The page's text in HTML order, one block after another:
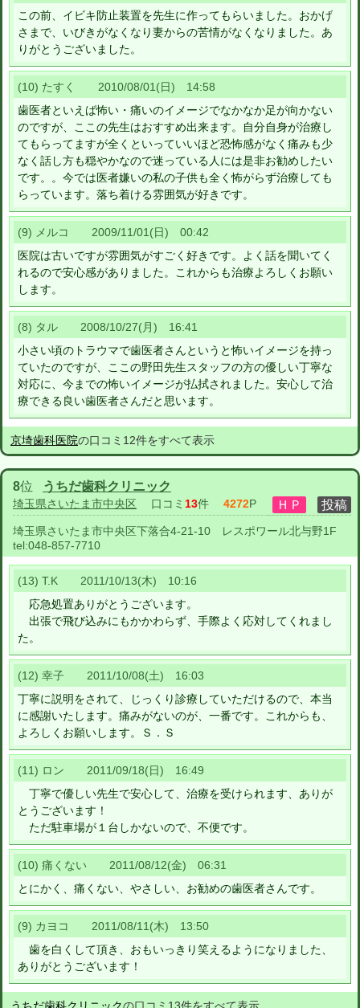
この前、イビキ防止装置を先生に作ってもらいました。おかげ
さまで、いびきがなくなり妻からの苦情がなくなりました。あ
りがとうございました。
(10) たすく 2010/08/01(日) 14:58
歯医者といえば怖い・痛いのイメージでなかなか足が向かない
のですが、ここの先生はおすすめ出来ます。自分自身が治療し
てもらってますが全くといっていいほど恐怖感がなく痛みも少
なく話し方も穏やかなので迷っている人には是非お勧めしたい
です。。今では医者嫌いの私の子供も全く怖がらず治療しても
らっています。落ち着ける雰囲気が好きです。
(9) メルコ 2009/11/01(日) 00:42
医院は古いですが雰囲気がすごく好きです。よく話を聞いてく
れるので安心感がありました。これからも治療よろしくお願い
します。
(8) タル 2008/10/27(月) 16:41
小さい頃のトラウマで歯医者さんというと怖いイメージを持っ
ていたのですが、ここの野田先生スタッフの方の優しい丁寧な
対応に、今までの怖いイメージが払拭されました。安心して治
療できる良い歯医者さんだと思います。
京埼歯科医院の口コミ12件をすべて表示
8位 うちだ歯科クリニック
埼玉県さいたま市中央区 口コミ 13件 4272P
埼玉県さいたま市中央区下落合4-21-10 レスポワール北与野1F
tel:048-857-7710
(13) T.K 2011/10/13(木) 10:16
応急処置ありがとうございます。
出張で飛び込みにもかかわらず、手際よく応対してくれまし
た。
(12) 幸子 2011/10/08(土) 16:03
丁寧に説明をされて、じっくり診療していただけるので、本当
に感謝いたします。痛みがないのが、一番です。これからも、
よろしくお願いします。Ｓ．Ｓ
(11) ロン 2011/09/18(日) 16:49
丁寧で優しい先生で安心して、治療を受けられます、ありが
とうございます！
ただ駐車場が１台しかないので、不便です。
(10) 痛くない 2011/08/12(金) 06:31
とにかく、痛くない、やさしい、お勧めの歯医者さんです。
(9) カヨコ 2011/08/11(木) 13:50
歯を白くして頂き、おもいっきり笑えるようになりました、
ありがとうございます！